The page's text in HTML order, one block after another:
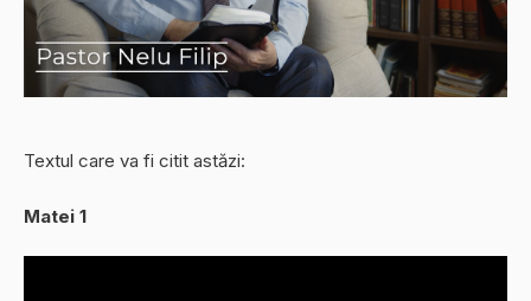
Textul care va fi citit astăzi:
Matei 1